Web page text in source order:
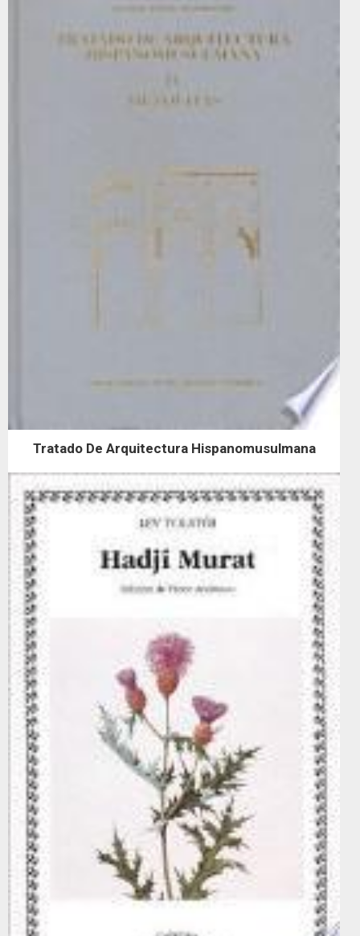
Tratado De Arquitectura Hispanomusulmana